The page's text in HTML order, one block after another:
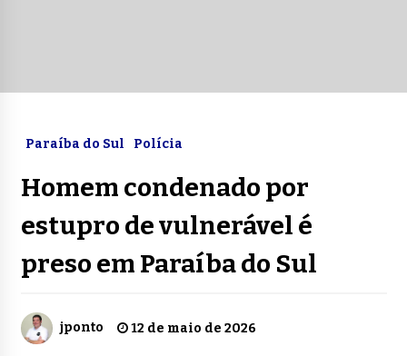
Paraíba do Sul Polícia
Homem condenado por
estupro de vulnerável é
preso em Paraíba do Sul
jponto 12 de maio de 2026